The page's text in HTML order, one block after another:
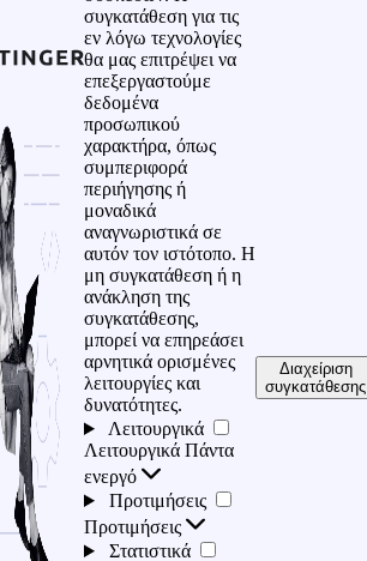
συγκατάθεση για τις
εν λόγω τεχνολογίες
θα μας επιτρέψει να
επεξεργαστούμε
δεδομένα
προσωπικού
χαρακτήρα, όπως
συμπεριφορά
περιήγησης ή
μοναδικά
αναγνωριστικά σε
αυτόν τον ιστότοπο. Η
μη συγκατάθεση ή η
ανάκληση της
συγκατάθεσης,
μπορεί να επηρεάσει
αρνητικά ορισμένες
λειτουργίες και
δυνατότητες.
Λειτουργικά
Λειτουργικά Πάντα
ενεργό
Προτιμήσεις
Προτιμήσεις
Στατιστικά
Διαχείριση
συγκατάθεσης